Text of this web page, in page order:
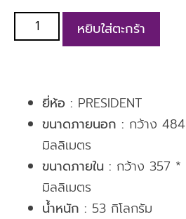
หยิบใส่ตะกร้า
ยี่ห้อ : PRESIDENT
ขนาดภายนอก : กว้าง
มิลลิเมตร
ขนาดภายใน : กว้าง 357
มิลลิเมตร
น้ำหนัก : 53 กิโลกรัม